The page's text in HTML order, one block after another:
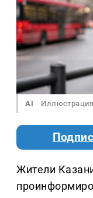
AI
Жители